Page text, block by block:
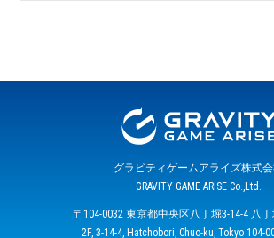
グラビティゲームアライズ株式
GRAVITY GAME ARISE Co.,Ltd.
〒104-0032 東京都中央区八丁堀3-14-4 八
2F, 3-14-4, Hatchobori, Chuo-ku, Tokyo 104-